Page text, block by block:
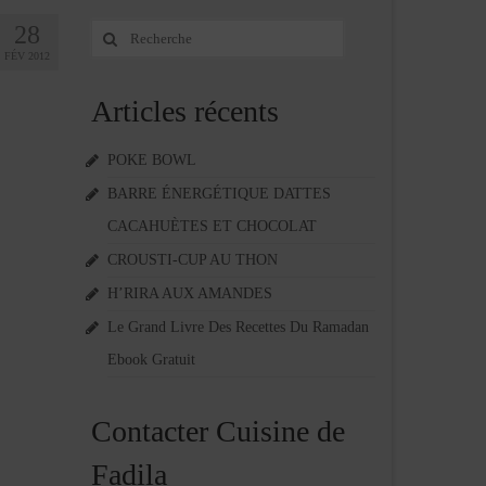
28
FÉV 2012
Rechercher
Articles récents
POKE BOWL
BARRE ÉNERGÉTIQUE DATTES
CACAHUÈTES ET CHOCOLAT
CROUSTI-CUP AU THON
H’RIRA AUX AMANDES
Le Grand Livre Des Recettes Du Ramadan
Ebook Gratuit
Contacter Cuisine de
Fadila